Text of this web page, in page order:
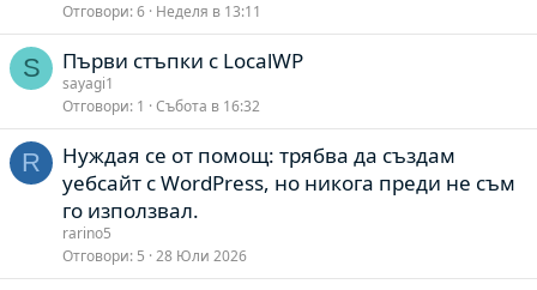
Отговори 6 Неделя в 13:11
S Първи стъпки с LocalWP
sayagi1
Отговори 1 Събота в 16:32
R
Нуждая се от помощ: трябва да създам
уебсайт с WordPress, но никога преди не съм
го използвал.
rarino5
Отговори 5 28 Юли 2026